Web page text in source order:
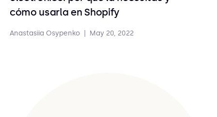
cómo usarla en Shopify
Anastasiia Osypenko May 20, 2022